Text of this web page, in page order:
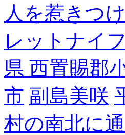
人を惹きつ
レットナイフ
県 西置賜郡
市 副島美咲
村の南北に